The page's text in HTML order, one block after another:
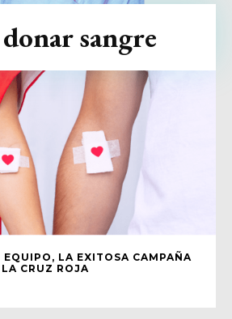
EQUIPO, LA EXITOSA CAMPAÑA
CRUZ ROJA
donar sangre